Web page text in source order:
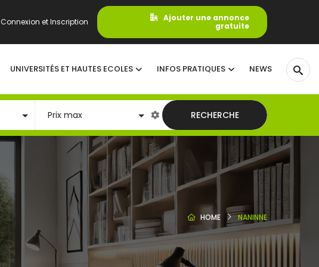
Connexion et Inscription
Ajouter une annonce
gratuite
UNIVERSITÉS ET HAUTES ECOLES INFOS PRATIQUES NEWS
RECHERCHE
HOME NANINNE